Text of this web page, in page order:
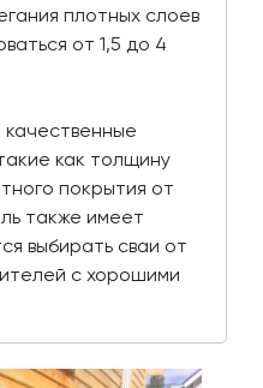
плотных слоев
от 1,5 до 4
как толщину
покрытия от
также имеет
выбирать сваи от
с хорошими